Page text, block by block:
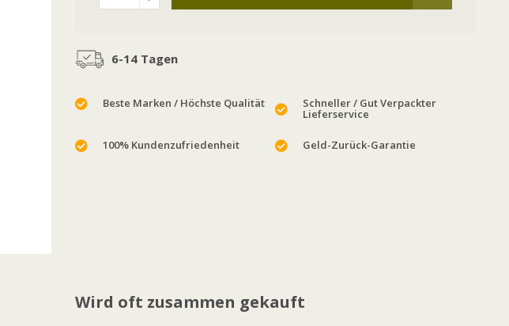
6-14 Tagen
Beste Marken / Höchste Qualität Schneller / Gut Verpackter
Lieferservice
100% Kundenzufriedenheit Geld-Zurück-Garantie
Wird oft zusammen gekauft